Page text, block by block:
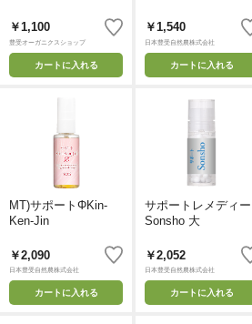
￥1,100
豊受オーガニクスショップ
カートに入れる
￥1,540
日本豊受自然農株式会社
カートに入れる
MT)サポートΦKin-
Ken-Jin
￥2,090
日本豊受自然農株式会社
カートに入れる
サポートレメディー
Sonsho 大
￥2,052
日本豊受自然農株式会社
カートに入れる